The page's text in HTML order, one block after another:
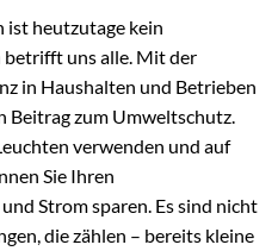
ist heutzutage kein
betrifft uns alle. Mit der
in Haushalten und Betrieben
Beitrag zum Umweltschutz.
verwenden und auf
Sie Ihren
Strom sparen. Es sind nicht
die zählen – bereits kleine